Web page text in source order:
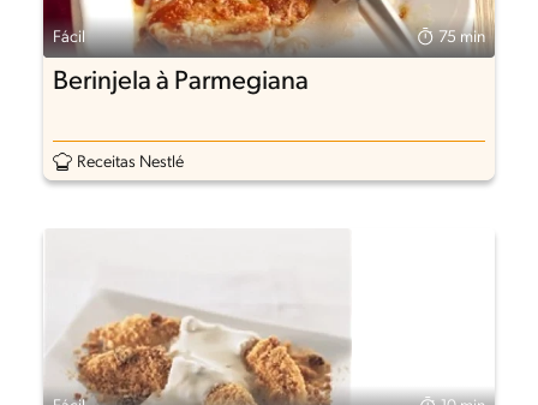
Fácil 75 min
Berinjela à Parmegiana
Receitas Nestlé